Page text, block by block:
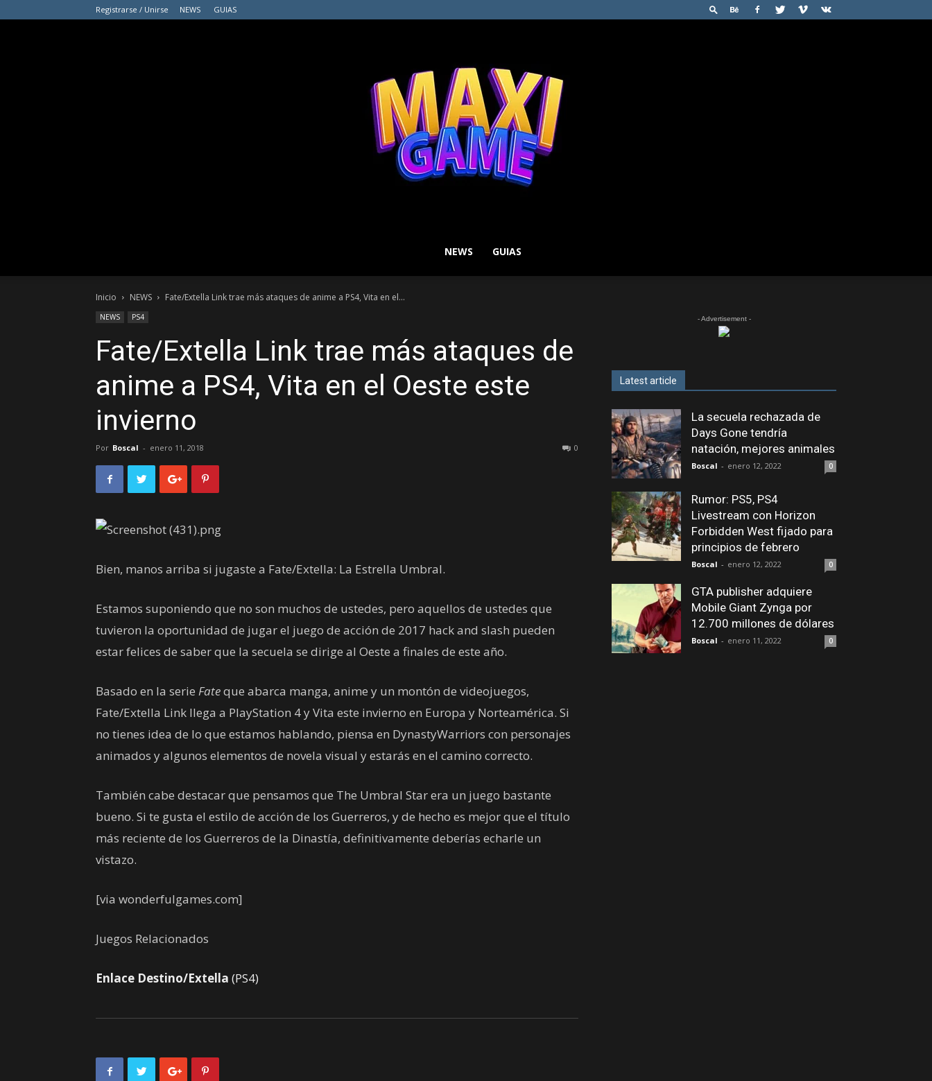
Registrarse / Unirse NEWS GUIAS
GAME
NEWS GUIAS
Inicio NEWS Fate/Extella Link trae más ataques de anime a PS4, Vita en el...
NEWS PS4
Fate/Extella Link trae más ataques de
anime a PS4, Vita en el Oeste este
invierno
Por Boscal - enero 11, 2018 0
Bien, manos arriba si jugaste a Fate/Extella: La Estrella Umbral.
Estamos suponiendo que no son muchos de ustedes, pero aquellos de ustedes que
tuvieron la oportunidad de jugar el juego de acción de 2017 hack and slash pueden
estar felices de saber que la secuela se dirige al Oeste a finales de este año.
Basado en la serie Fateque abarca manga, anime y un montón de videojuegos,
Fate/Extella Link llega a PlayStation 4 y Vita este invierno en Europa y Norteamérica. Si
no tienes idea de lo que estamos hablando, piensa en DynastyWarriors con personajes
animados y algunos elementos de novela visual y estarás en el camino correcto.
También cabe destacar que pensamos que The Umbral Star era un juego bastante
bueno. Si te gusta el estilo de acción de los Guerreros, y de hecho es mejor que el título
más reciente de los Guerreros de la Dinastía, definitivamente deberías echarle un
vistazo.
[via wonderfulgames.com]
Juegos Relacionados
Enlace Destino/Extella (PS4)
- Advertisement -
Latest article
La secuela rechazada de
Days Gone tendría
natación, mejores animales
Boscal - enero 12, 2022 0
Rumor: PS5, PS4
Livestream con Horizon
Forbidden West fijado para
principios de febrero
Boscal - enero 12, 2022 0
GTA publisher adquiere
Mobile Giant Zynga por
12.700 millones de dólares
Boscal - enero 11, 2022 0